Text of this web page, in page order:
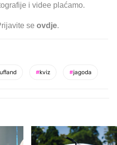
i videe plaćamo.
se ovdje.
#kviz #jagoda